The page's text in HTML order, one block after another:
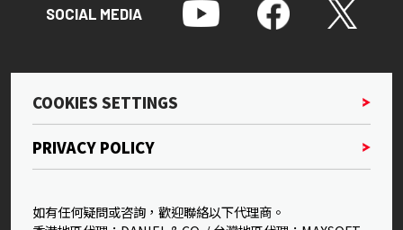
SOCIAL MEDIA
COOKIES SETTINGS
PRIVACY POLICY
如有任何疑問或咨詢，歡迎聯絡以下代理商。